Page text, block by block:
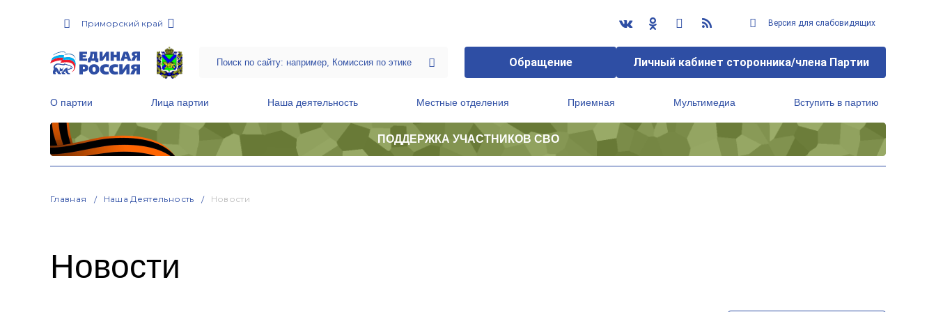
Приморский край Версия для слабовидящих
Обращение Личный кабинет сторонника/члена Партии
О партии Лица партии Наша деятельность Местные отделения Приемная Мультимедиа Вступить в партию
ПОДДЕРЖКА УЧАСТНИКОВ СВО
Главная Наша Деятельность Новости
Новости